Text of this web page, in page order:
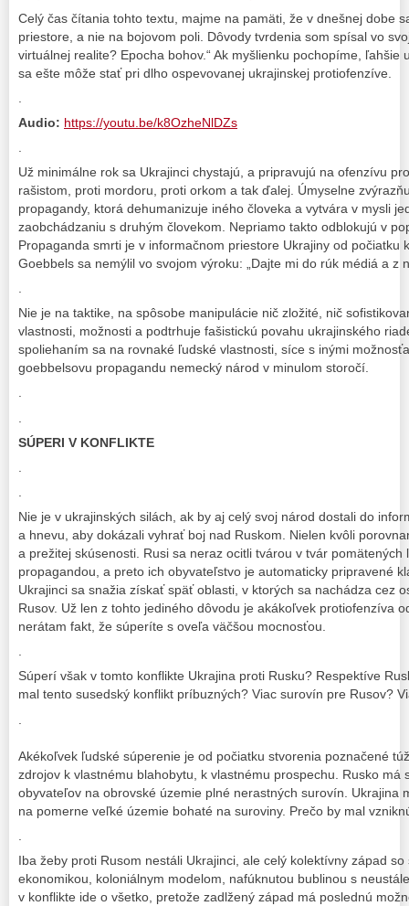
Celý čas čítania tohto textu, majme na pamäti, že v dnešnej dobe
priestore, a nie na bojovom poli. Dôvody tvrdenia som spísal vo
virtuálnej realite? Epocha bohov.“ Ak myšlienku pochopíme, ľahšie
sa ešte môže stať pri dlho ospevovanej ukrajinskej protiofenzíve.
Audio: https://youtu.be/k8OzheNlDZs
Už minimálne rok sa Ukrajinci chystajú, a pripravujú na ofenzívu
rašistom, proti mordoru, proti orkom a tak ďalej. Úmyselne
propagandy, ktorá dehumanizuje iného človeka a vytvára v mysli
zaobchádzaniu s druhým človekom. Nepriamo takto odblokujú v
Propaganda smrti je v informačnom priestore Ukrajiny od počiatku
Goebbels sa nemýlil vo svojom výroku: „Dajte mi do rúk médiá a z
.
Nie je na taktike, na spôsobe manipulácie nič zložité, nič
vlastnosti, možnosti a podtrhuje fašistickú povahu ukrajinského
spoliehaním sa na rovnaké ľudské vlastnosti, síce s inými
goebbelsovu propagandu nemecký národ v minulom storočí.
.
SÚPERI V KONFLIKTE
Nie je v ukrajinských silách, ak by aj celý svoj národ dostali do
a hnevu, aby dokázali vyhrať boj nad Ruskom. Nielen kvôli
a prežitej skúsenosti. Rusi sa neraz ocitli tvárou v tvár
propagandou, a preto ich obyvateľstvo je automaticky pripravené
Ukrajinci sa snažia získať späť oblasti, v ktorých sa nachádza cez
Rusov. Už len z tohto jediného dôvodu je akákoľvek protiofenzíva
nerátam fakt, že súperíte s oveľa väčšou mocnosťou.
.
Súperí však v tomto konflikte Ukrajina proti Rusku? Respektíve
mal tento susedský konflikt príbuzných? Viac surovín pre Rusov?
Akékoľvek ľudské súperenie je od počiatku stvorenia poznačené
zdrojov k vlastnému blahobytu, k vlastnému prospechu. Rusko má
obyvateľov na obrovské územie plné nerastných surovín. Ukrajina
na pomerne veľké územie bohaté na suroviny. Prečo by mal
Iba žeby proti Rusom nestáli Ukrajinci, ale celý kolektívny západ
ekonomikou, koloniálnym modelom, nafúknutou bublinou s
v konflikte ide o všetko, pretože zadlžený západ má poslednú